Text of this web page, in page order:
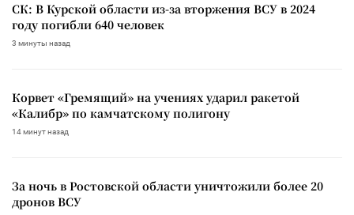
СК: В Курской области из-за вторжения ВСУ в 2024
году погибли 640 человек
3 минуты назад
Корвет «Гремящий» на учениях ударил ракетой
«Калибр» по камчатскому полигону
14 минут назад
За ночь в Ростовской области уничтожили более 20
дронов ВСУ